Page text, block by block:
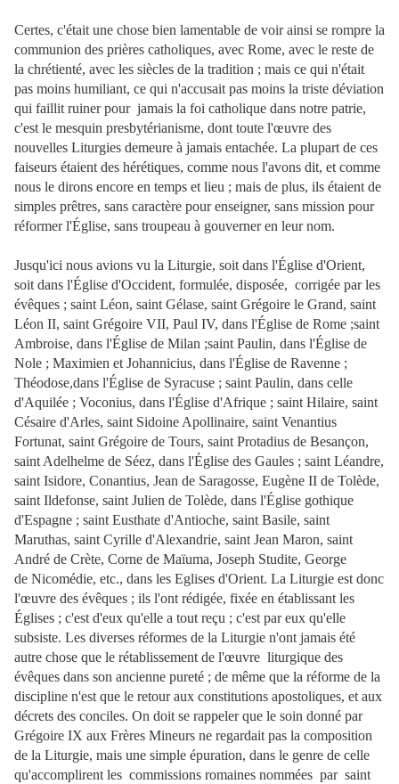
Certes, c'était une chose bien lamentable de voir ainsi se rompre la
communion des prières catholiques, avec Rome, avec le reste de
la chrétienté, avec les siècles de la tradition ; mais ce qui n'était
pas moins humiliant, ce qui n'accusait pas moins la triste déviation
qui faillit ruiner pour jamais la foi catholique dans notre patrie,
c'est le mesquin presbytérianisme, dont toute l'œuvre des
nouvelles Liturgies demeure à jamais entachée. La plupart de ces
faiseurs étaient des hérétiques, comme nous l'avons dit, et comme
nous le dirons encore en temps et lieu ; mais de plus, ils étaient de
simples prêtres, sans caractère pour enseigner, sans mission pour
réformer l'Église, sans troupeau à gouverner en leur nom.
Jusqu'ici nous avions vu la Liturgie, soit dans l'Église d'Orient,
soit dans l'Église d'Occident, formulée, disposée, corrigée par les
évêques ; saint Léon, saint Gélase, saint Grégoire le Grand, saint
Léon II, saint Grégoire VII, Paul IV, dans l'Église de Rome ;saint
Ambroise, dans l'Église de Milan ;saint Paulin, dans l'Église de
Nole ; Maximien et Johannicius, dans l'Église de Ravenne ;
Théodose,dans l'Église de Syracuse ; saint Paulin, dans celle
d'Aquilée ; Voconius, dans l'Église d'Afrique ; saint Hilaire, saint
Césaire d'Arles, saint Sidoine Apollinaire, saint Venantius
Fortunat, saint Grégoire de Tours, saint Protadius de Besançon,
saint Adelhelme de Séez, dans l'Église des Gaules ; saint Léandre,
saint Isidore, Conantius, Jean de Saragosse, Eugène II de Tolède,
saint Ildefonse, saint Julien de Tolède, dans l'Église gothique
d'Espagne ; saint Eusthate d'Antioche, saint Basile, saint
Maruthas, saint Cyrille d'Alexandrie, saint Jean Maron, saint
André de Crète, Corne de Maïuma, Joseph Studite, George
de Nicomédie, etc., dans les Eglises d'Orient. La Liturgie est donc
l'œuvre des évêques ; ils l'ont rédigée, fixée en établissant les
Églises ; c'est d'eux qu'elle a tout reçu ; c'est par eux qu'elle
subsiste. Les diverses réformes de la Liturgie n'ont jamais été
autre chose que le rétablissement de l'œuvre liturgique des
évêques dans son ancienne pureté ; de même que la réforme de la
discipline n'est que le retour aux constitutions apostoliques, et aux
décrets des conciles. On doit se rappeler que le soin donné par
Grégoire IX aux Frères Mineurs ne regardait pas la composition
de la Liturgie, mais une simple épuration, dans le genre de celle
qu'accomplirent les commissions romaines nommées par saint